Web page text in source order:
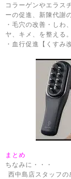
コラーゲンやエラス
ーの促進、新陳代謝
・毛穴の改善・しわ
ヤ、キメ、を整える。
・血行促進【くすみ
まとめ
ちなみに・・・
西中島店スタッフの